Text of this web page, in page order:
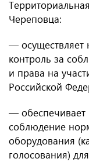
Череповца:
— осуществляет
контроль за
и права на
Российской
— обеспечивает
соблюдение
оборудования
голосования)